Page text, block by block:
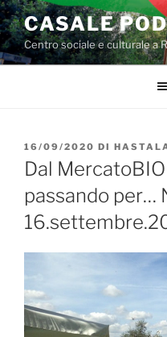
Salta
al
contenuto
CASALE
Centro sociale e culturale a
PUBBLICATO
IL
16/09/2020 DI
Dal
passando per…